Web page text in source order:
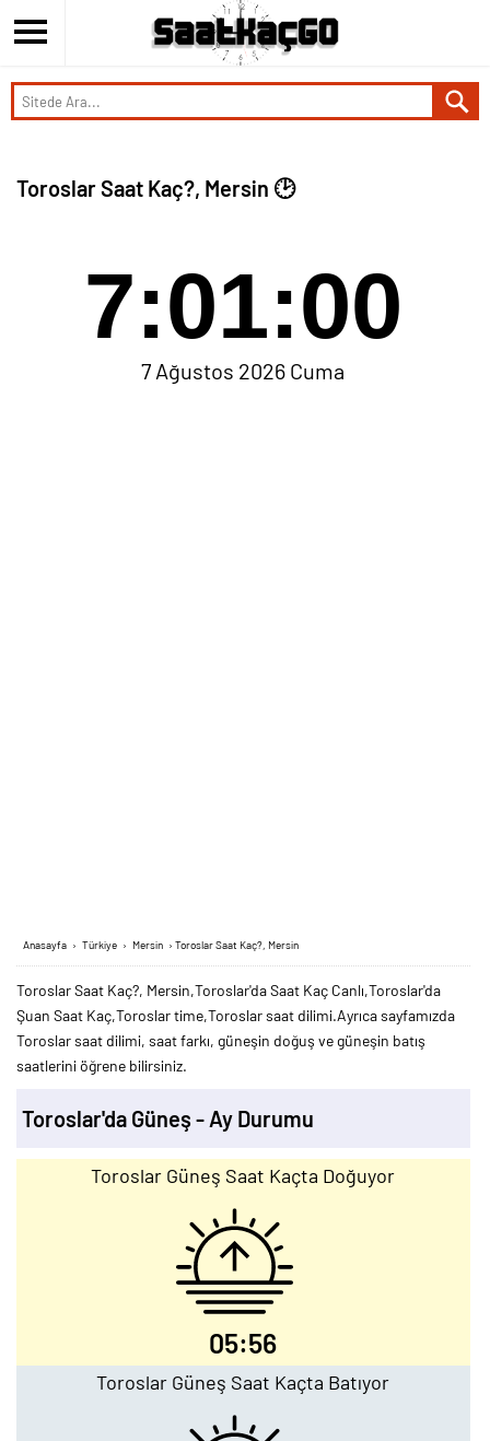
Toroslar Saat Kaç?, Mersin 🕑
7:01:00
7 Ağustos 2026 Cuma
Anasayfa › Türkiye › Mersin › Toroslar Saat Kaç?, Mersin
Toroslar Saat Kaç?, Mersin,Toroslar'da Saat Kaç Canlı,Toroslar'da
Şuan Saat Kaç,Toroslar time,Toroslar saat dilimi.Ayrıca sayfamızda
Toroslar saat dilimi, saat farkı, güneşin doğuş ve güneşin batış
saatlerini öğrene bilirsiniz.
Toroslar'da Güneş - Ay Durumu
Toroslar Güneş Saat Kaçta Doğuyor
05:56
Toroslar Güneş Saat Kaçta Batıyor